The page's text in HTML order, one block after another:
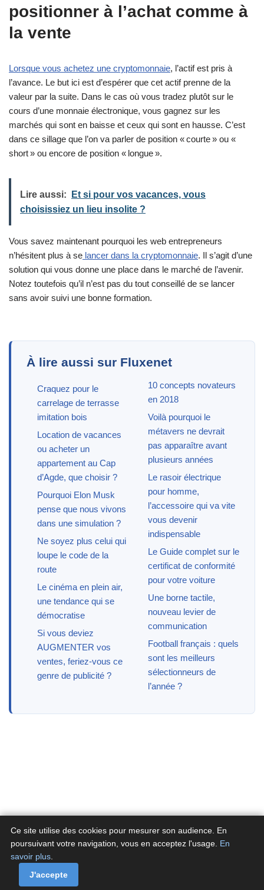
positionner à l’achat comme à
la vente
Lorsque vous achetez une cryptomonnaie, l’actif est pris à
l’avance. Le but ici est d’espérer que cet actif prenne de la
valeur par la suite. Dans le cas où vous tradez plutôt sur le
cours d’une monnaie électronique, vous gagnez sur les
marchés qui sont en baisse et ceux qui sont en hausse. C’est
dans ce sillage que l’on va parler de position « courte » ou «
short » ou encore de position « longue ».
Lire aussi:
Et si pour vos vacances, vous
choisissiez un lieu insolite ?
Vous savez maintenant pourquoi les web entrepreneurs
n’hésitent plus à se lancer dans la cryptomonnaie. Il s’agit d’une
solution qui vous donne une place dans le marché de l’avenir.
Notez toutefois qu’il n’est pas du tout conseillé de se lancer
sans avoir suivi une bonne formation.
À lire aussi sur Fluxenet
Craquez pour le
carrelage de terrasse
imitation bois
Location de vacances
ou acheter un
appartement au Cap
d’Agde, que choisir ?
Pourquoi Elon Musk
pense que nous vivons
dans une simulation ?
Ne soyez plus celui qui
loupe le code de la
route
Le cinéma en plein air,
une tendance qui se
démocratise
Si vous deviez
AUGMENTER vos
ventes, feriez-vous ce
genre de publicité ?
10 concepts novateurs
en 2018
Voilà pourquoi le
métavers ne devrait
pas apparaître avant
plusieurs années
Le rasoir électrique
pour homme,
l’accessoire qui va vite
vous devenir
indispensable
Le Guide complet sur le
certificat de conformité
pour votre voiture
Une borne tactile,
nouveau levier de
communication
Football français : quels
sont les meilleurs
sélectionneurs de
l’année ?
A propos
Politique de cookies de Fluxenet.fr
Ce site utilise des cookies pour mesurer son audience. En
poursuivant votre navigation, vous en acceptez l'usage. En
savoir plus
J'accepte